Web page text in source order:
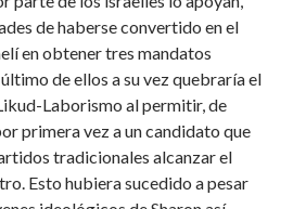
de haberse convertido en el
en obtener tres mandatos
de ellos a su vez quebraría el
Laborismo al permitir, de
primera vez a un candidato que
tradicionales alcanzar el
Esto hubiera sucedido a pesar